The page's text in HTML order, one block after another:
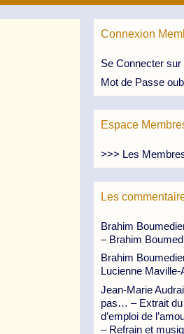
Connexion
Se Connecter sur
Mot de Passe
Espace
>>> Les
Les
Brahim
– Brahim
Brahim
Lucienne Maville-
Jean-Marie
pas… – Extrait du
d’emploi de
– Refrain et